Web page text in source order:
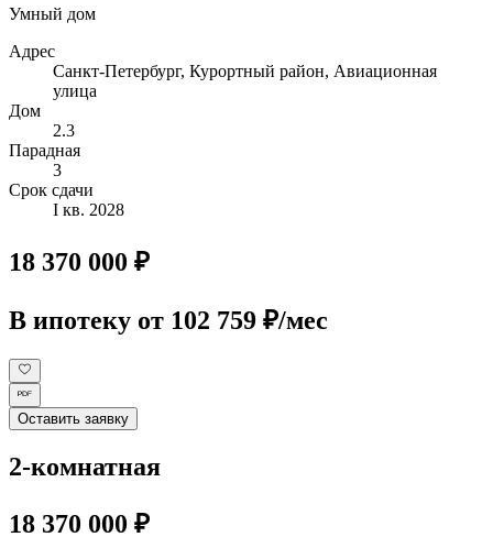
Умный дом
Адрес
Санкт-Петербург, Курортный район, Авиационная
улица
Дом
2.3
Парадная
3
Срок сдачи
I кв. 2028
18 370 000 ₽
В ипотеку от 102 759 ₽/мес
Оставить заявку
2-комнатная
18 370 000 ₽